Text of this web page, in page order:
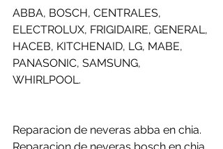
ABBA, BOSCH, CENTRALES,
ELECTROLUX, FRIGIDAIRE, GENERAL,
HACEB, KITCHENAID, LG, MABE,
PANASONIC, SAMSUNG,
WHIRLPOOL.
Reparacion de neveras abba en chia.